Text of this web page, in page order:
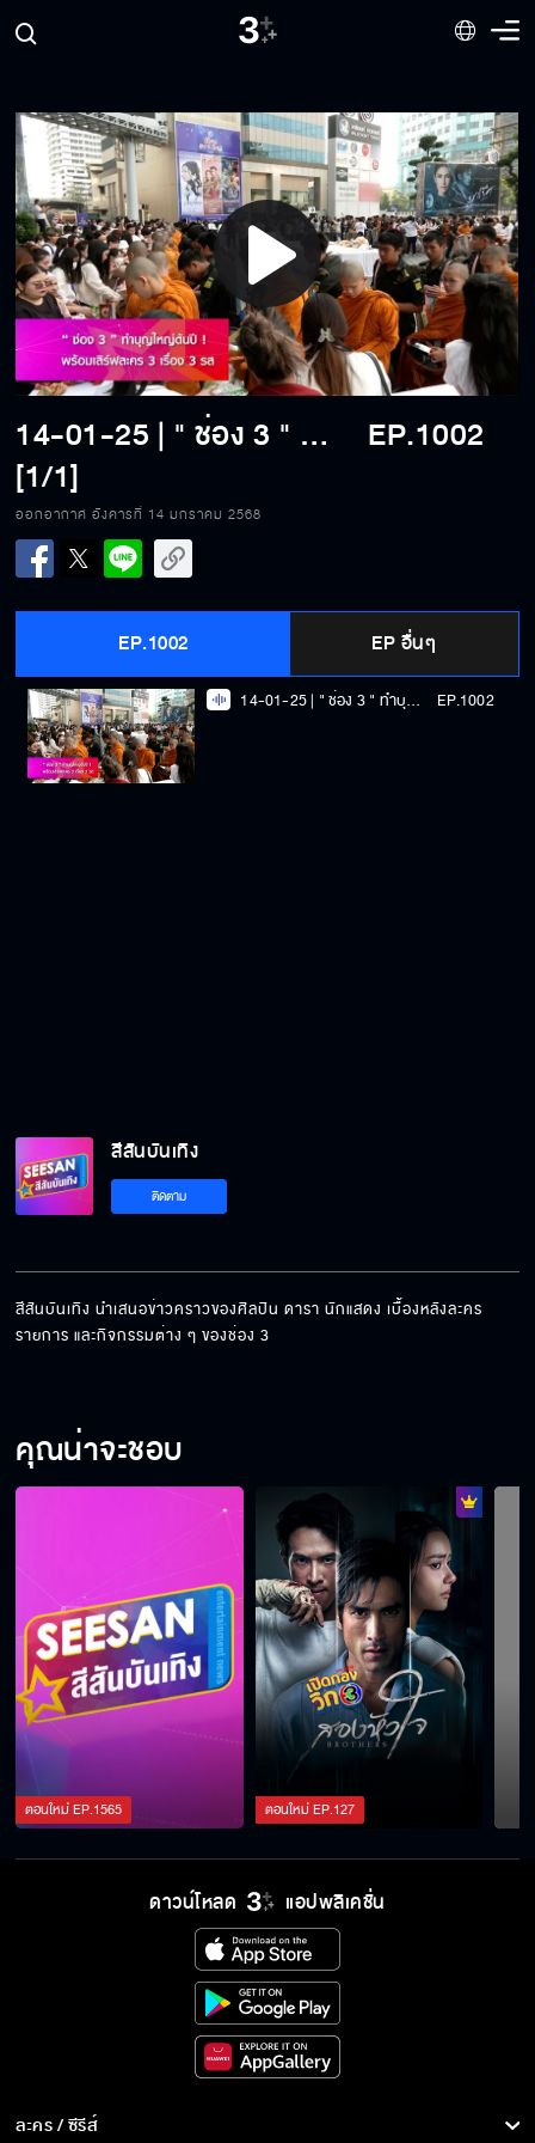
Play
Video
14-01-25 | " ช่อง 3 " ทำบุญใหญ่ต้นปี ! พร้อมเสิร์ฟละคร 3 เรื่อง 3 รส
EP.1002
[1/1]
ออกอากาศ อังคารที่ 14 มกราคม 2568
EP.1002 EP อื่นๆ
14-01-25 | " ช่อง 3 " ทำบุญใหญ่ต้นปี ! พร้อมเสิร์ฟละคร 3 เรื่อง 3 รส EP.1002
สีสันบันเทิง
ติดตาม
สีสันบันเทิง นำเสนอข่าวคราวของศิลปิน ดารา นักแสดง เบื้องหลังละคร
รายการ และกิจกรรมต่าง ๆ ของช่อง 3
คุณน่าจะชอบ
ตอนใหม่EP.1565 ตอนใหม่EP.127
ดาวน์โหลด แอปพลิเคชั่น
ละคร / ซีรีส์